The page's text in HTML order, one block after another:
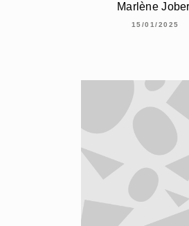
Marlène
15/01/2025